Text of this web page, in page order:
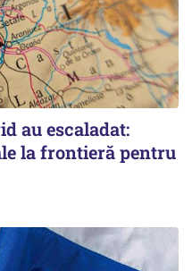
au escaladat:
la frontieră pentru